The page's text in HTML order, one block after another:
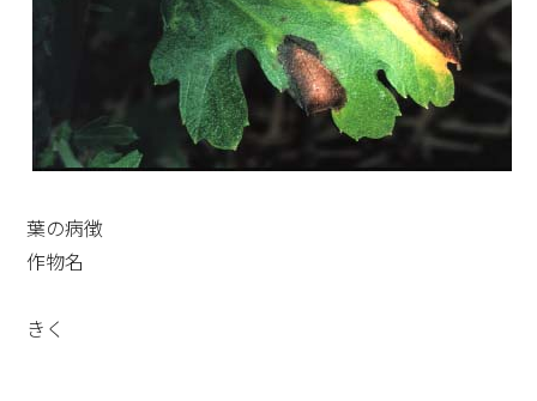
葉の病徴
作物名
きく